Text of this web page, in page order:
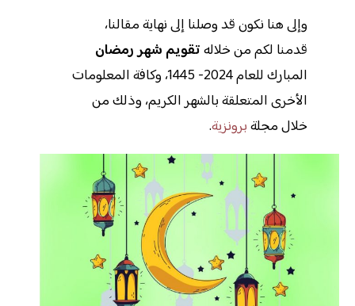
وإلى هنا نكون قد وصلنا إلى نهاية مقالنا،
قدمنا لكم من خلالهتقويم شهر رمضان
المبارك للعام 2024- 1445، وكافة المعلومات
الأخرى المتعلقة بالشهر الكريم، وذلك من
خلال مجلةبرونزية.